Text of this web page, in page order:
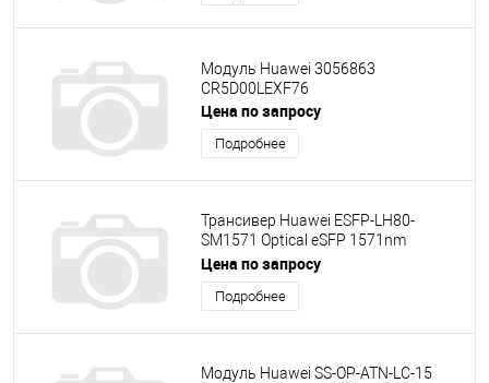
Модуль Huawei 3056863
CR5D00LEXF76
Цена по запросу
Подробнее
Трансивер Huawei ESFP-LH80-
SM1571 Optical eSFP 1571nm
100M~2.67Gbps 5dBm 0dBm -28dBm
LC 80Km
Цена по запросу
Подробнее
Модуль Huawei SS-OP-ATN-LC-15